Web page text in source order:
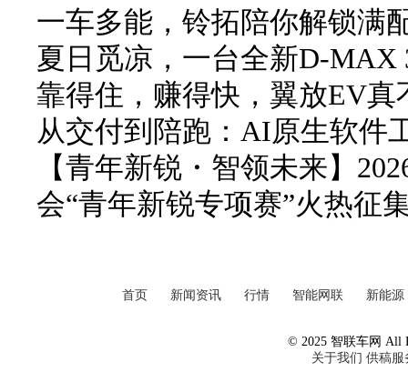
一车多能，铃拓陪你解锁满
夏日觅凉，一台全新D-MAX
靠得住，赚得快，翼放EV真
从交付到陪跑：AI原生软件
【青年新锐・智领未来】
会“青年新锐专项赛”火热征
首页 新闻资讯 行情 智能网联 新能源
© 2025 智联车网 All
关于我们 供稿服